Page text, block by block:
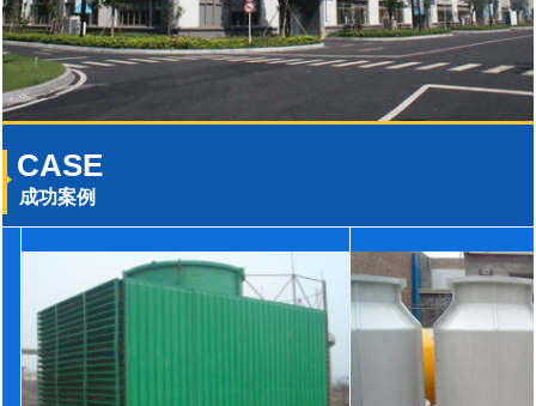
CASE
成功案例